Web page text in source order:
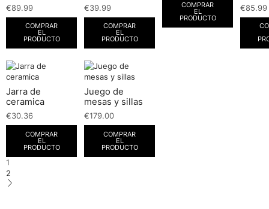
€89.99
COMPRAR
EL
PRODUCTO
€39.99
COMPRAR
EL
PRODUCTO
COMPRAR
EL
PRODUCTO
€85.99
Jarra de
ceramica
€30.36
COMPRAR
EL
PRODUCTO
Juego de
mesas y sillas
€179.00
COMPRAR
EL
PRODUCTO
1
2